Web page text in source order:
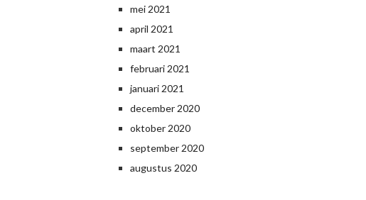
mei 2021
april 2021
maart 2021
februari 2021
januari 2021
december 2020
oktober 2020
september 2020
augustus 2020